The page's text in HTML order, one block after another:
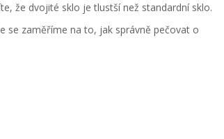
že dvojité sklo je tlustší než standardní sklo.
se zaměříme na to, jak správně pečovat o